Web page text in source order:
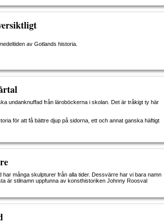
av Gotlands historia.
undanknuffad från läroböckerna i skolan. Det är tråkigt ty här
för att få bättre djup på sidorna, ett och annat ganska häftigt
har många skulpturer från alla tider. Dessvärre har vi bara namn
är stilnamn uppfunna av konsthistoriken Johnny Roosval